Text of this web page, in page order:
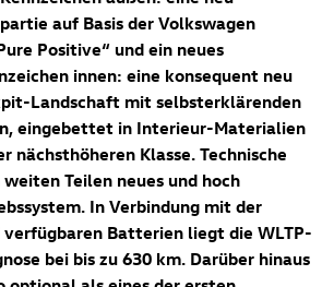
auf Basis der Volkswagen
Positive“ und ein neues
innen: eine konsequent neu
Landschaft mit selbsterklärenden
eingebettet in Interieur-Materialien
nächsthöheren Klasse. Technische
Teilen neues und hoch
In Verbindung mit der
Batterien liegt die WLTP-
bei bis zu 630 km. Darüber hinaus